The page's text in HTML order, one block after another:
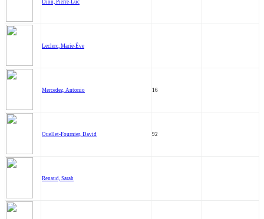
Dion, Pierre-Luc
Leclerc, Marie-Ève
Mercedez, Antonio 16
Ouellet-Fournier, David 92
Renaud, Sarah